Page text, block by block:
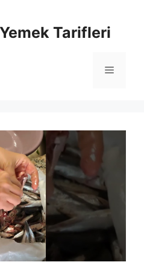
Tarifleri
Menü